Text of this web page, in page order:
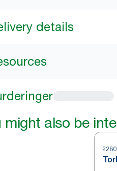
details
might also be